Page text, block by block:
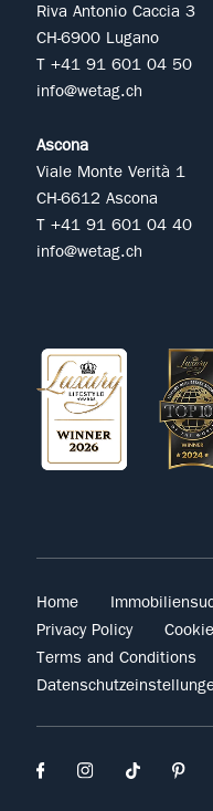
Riva Antonio Caccia 3
CH-6900 Lugano
T +41 91 601 04 50
info@wetag.ch
Ascona
Viale Monte Verità 1
CH-6612 Ascona
T +41 91 601 04 40
info@wetag.ch
Home
Privacy Policy
Terms and Conditions